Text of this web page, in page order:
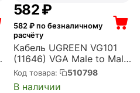
‍582‍₽
582 ₽ по безналичному
расчёту
Кабель UGREEN VG101
(11646) VGA Male to Male
Cable. Длина: 2м. Цвет:
черный (11646_)
Код товара: 510798
В наличии